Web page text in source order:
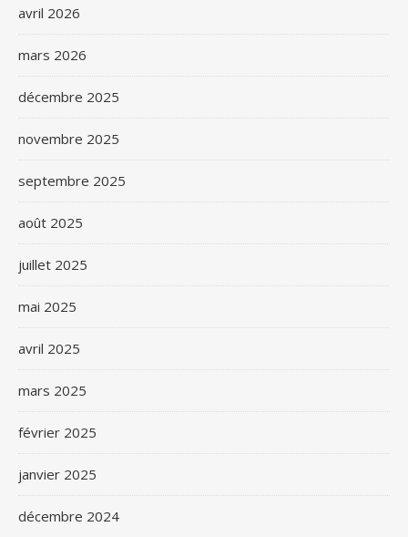
avril 2026
mars 2026
décembre 2025
novembre 2025
septembre 2025
août 2025
juillet 2025
mai 2025
avril 2025
mars 2025
février 2025
janvier 2025
décembre 2024